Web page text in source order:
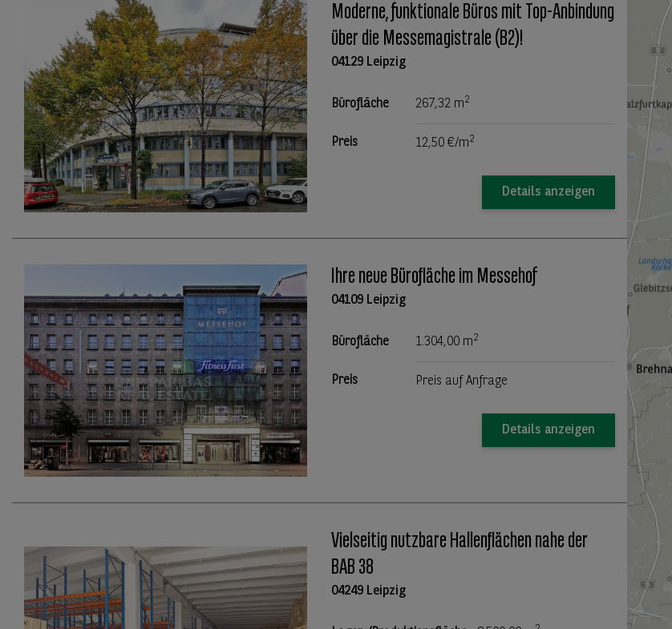
Moderne, funktionale Büros mit Top-Anbindung
über die Messemagistrale (B2)!
04129 Leipzig
Bürofläche 267,32 m2
Preis 12,50 €/m2
Details anzeigen
Ihre neue Bürofläche im Messehof
04109 Leipzig
Bürofläche 1.304,00 m2
Preis Preis auf Anfrage
Details anzeigen
Vielseitig nutzbare Hallenflächen nahe der
BAB 38
04249 Leipzig